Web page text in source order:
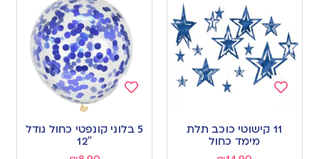
wishlist
11 קישוטי כוכב תלת
מימד כחול
to
wishlist
5 בלוני קונפטי כחול גודל
12″